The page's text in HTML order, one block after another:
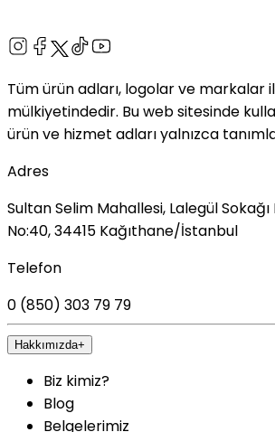
Tüm ürün adları, logolar ve markalar
mülkiyetindedir. Bu web sitesinde
ürün ve hizmet adları yalnızca
Adres
Sultan Selim Mahallesi, Lalegül Sokağı
No:40, 34415 Kağıthane/İstanbul
Telefon
0 (850) 303 79 79
Hakkımızda+
Biz kimiz?
Blog
Belgelerimiz